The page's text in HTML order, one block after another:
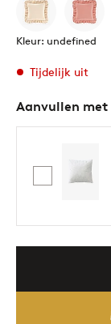
Kleur: undefined
Tijdelijk uit
Aanvullen met